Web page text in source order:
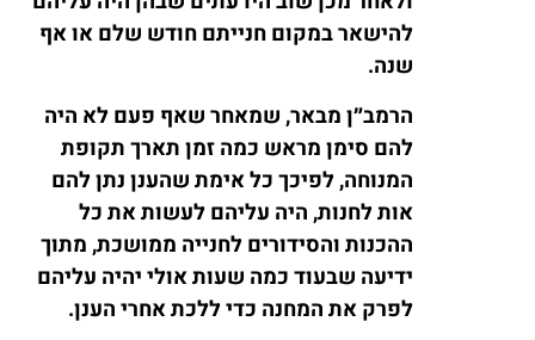
להישאר במקום חנייתם חודש שלם או אף
שנה.
הרמב״ן מבאר, שמאחר שאף פעם לא היה
להם סימן מראש כמה זמן תארך תקופת
המנוחה, לפיכך כל אימת שהענן נתן להם
אות לחנות, היה עליהם לעשות את כל
ההכנות והסידורים לחנייה ממושכת, מתוך
ידיעה שבעוד כמה שעות אולי יהיה עליהם
לפרק את המחנה כדי ללכת אחרי הענן.